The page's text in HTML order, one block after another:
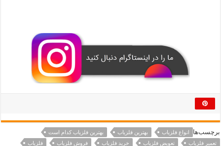
برچسب‌ها انواع فلزیاب بهترین فلزیاب
بهترین فلزیاب کدام است
تعمیر فلزیاب
تعویض فلزیاب خرید فلزیاب فروش فلزیاب
فلزیاب